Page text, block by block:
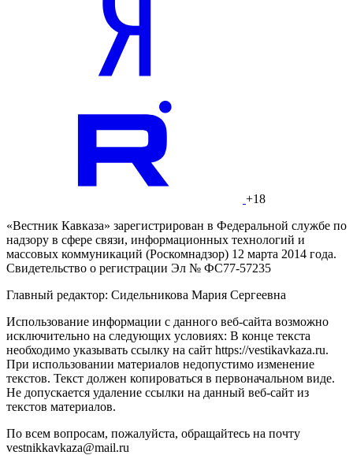
+18
«Вестник Кавказа» зарегистрирован в Федеральной службе по
надзору в сфере связи, информационных технологий и
массовых коммуникаций (Роскомнадзор) 12 марта 2014 года.
Свидетельство о регистрации Эл № ФС77-57235
Главный редактор: Сидельникова Мария Сергеевна
Использование информации с данного веб-сайта возможно
исключительно на следующих условиях: В конце текста
необходимо указывать ссылку на сайт https://vestikavkaza.ru.
При использовании материалов недопустимо изменение
текстов. Текст должен копироваться в первоначальном виде.
Не допускается удаление ссылки на данный веб-сайт из
текстов материалов.
По всем вопросам, пожалуйста, обращайтесь на почту
vestnikkavkaza@mail.ru